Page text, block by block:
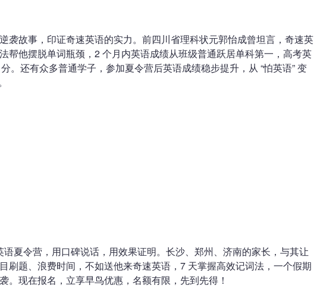
袭故事，印证奇速英语的实力。前四川省理科状元郭怡成曾坦言，奇速英
帮他摆脱单词瓶颈，2 个月内英语成绩从班级普通跃居单科第一，高考英
。还有众多普通学子，参加夏令营后英语成绩稳步提升，从 “怕英语” 变
语夏令营，用口碑说话，用效果证明。长沙、郑州、济南的家长，与其让
刷题、浪费时间，不如送他来奇速英语，7 天掌握高效记词法，一个假期
。现在报名，立享早鸟优惠，名额有限，先到先得！